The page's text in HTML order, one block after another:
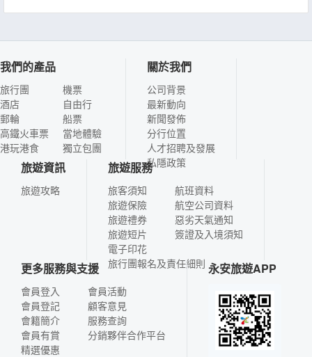
我們的產品
旅行團
酒店
郵輪
高鐵火車票
港玩港食
機票
自由行
船票
當地體驗
獨立包團
關於我們
公司背景
最新動向
新聞發佈
分行位置
人才招聘及發展
私隱政策
旅遊資訊
旅遊攻略
旅遊服務
旅客須知
旅遊保險
旅遊禮券
旅遊短片
電子印花
航班資料
航空公司資料
惡劣天氣通知
簽證及入境須知
旅行團報名及責任細則
更多服務與支援
會員登入
會員登記
會籍簡介
會員有賞
精選優惠
會員活動
顧客意見
服務查詢
分銷夥伴合作平台
永安旅遊APP